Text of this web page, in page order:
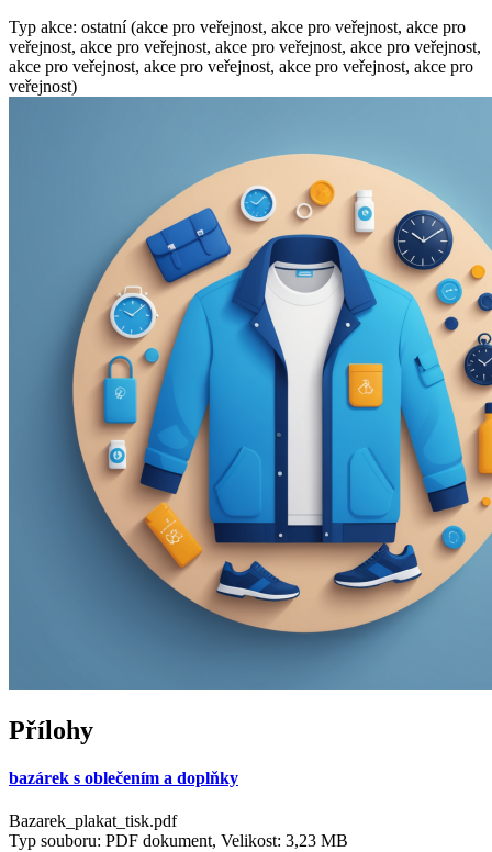
Typ akce: ostatní (akce pro veřejnost, akce pro veřejnost, akce pro
veřejnost, akce pro veřejnost, akce pro veřejnost, akce pro veřejnost,
akce pro veřejnost, akce pro veřejnost, akce pro veřejnost, akce pro
veřejnost)
Přílohy
bazárek s oblečením a doplňky
Bazarek_plakat_tisk.pdf
Typ souboru: PDF dokument, Velikost: 3,23 MB